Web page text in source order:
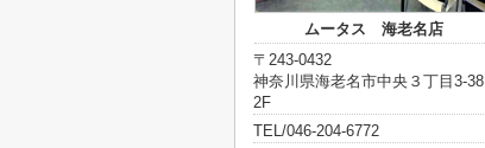
ムータス 海老名店
〒243-0432
神奈川県海老名市中央３丁目3-38
2F
TEL/046-204-6772